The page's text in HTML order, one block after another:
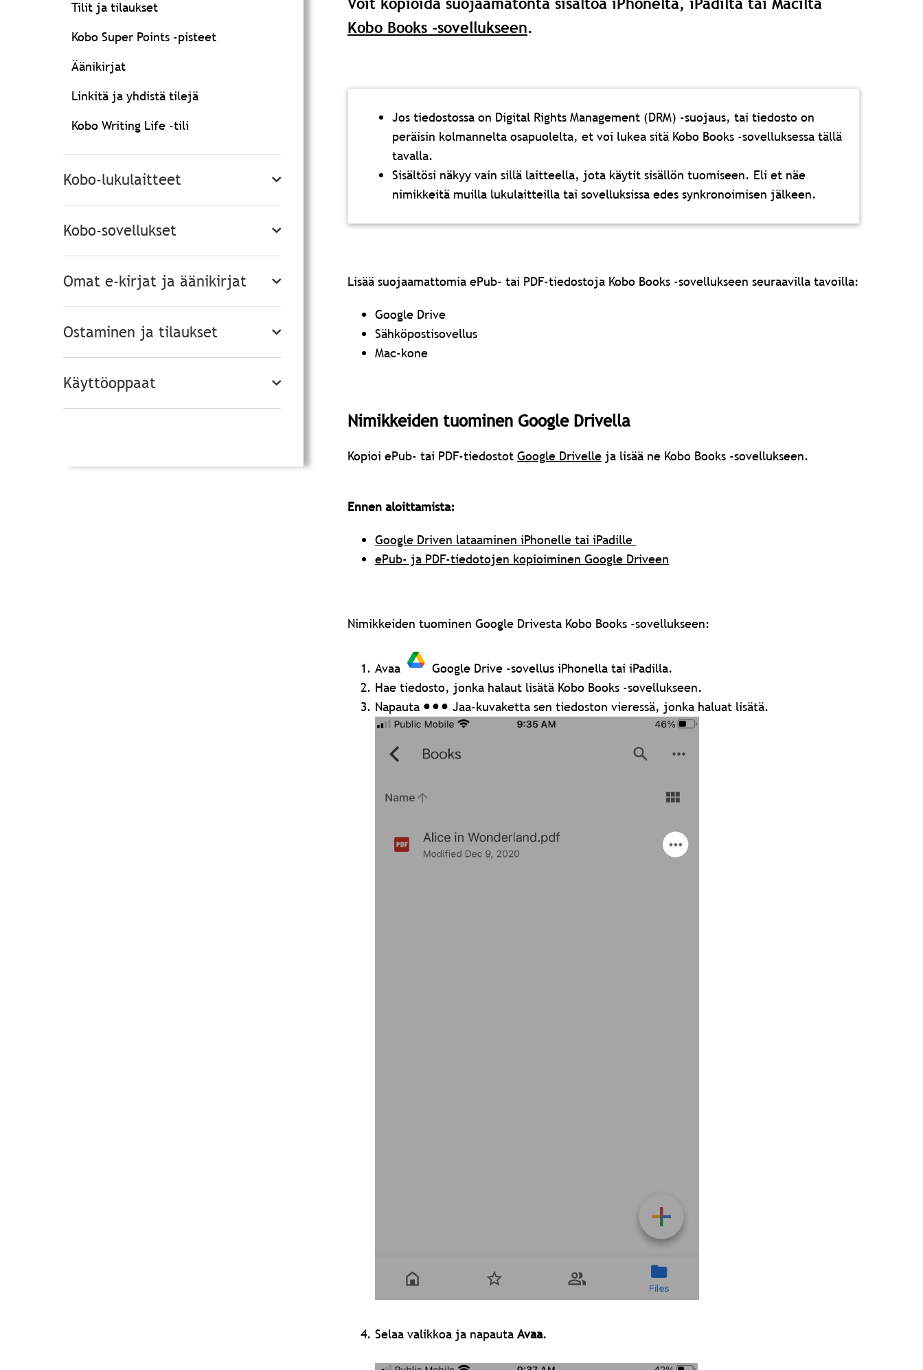
Tilit ja tilaukset
Kobo Super Points -pisteet
Äänikirjat
Linkitä ja yhdistä tilejä
Kobo Writing Life -tili
Kobo-lukulaitteet
Kobo-sovellukset
Omat e-kirjat ja äänikirjat
Ostaminen ja tilaukset
Käyttöoppaat
Voit kopioida suojaamatonta sisältöä iPhonelta, iPadilta tai Macilta
Kobo Books -sovellukseen.
Jos tiedostossa on Digital Rights Management (DRM) -suojaus, tai tiedosto on
peräisin kolmannelta osapuolelta, et voi lukea sitä Kobo Books -sovelluksessa tällä
tavalla.
Sisältösi näkyy vain sillä laitteella, jota käytit sisällön tuomiseen. Eli et näe
nimikkeitä muilla lukulaitteilla tai sovelluksissa edes synkronoimisen jälkeen.
Lisää suojaamattomia ePub- tai PDF-tiedostoja Kobo Books -sovellukseen seuraavilla tavoilla:
Google Drive
Sähköpostisovellus
Mac-kone
Nimikkeiden tuominen Google Drivella
Kopioi ePub- tai PDF-tiedostot Google Drivelle ja lisää ne Kobo Books -sovellukseen.
Ennen aloittamista:
Google Driven lataaminen iPhonelle tai iPadille
ePub- ja PDF-tiedotojen kopioiminen Google Driveen
Nimikkeiden tuominen Google Drivesta Kobo Books -sovellukseen:
Avaa
Google Drive -sovellus iPhonella tai iPadilla.
Hae tiedosto, jonka halaut lisätä Kobo Books -sovellukseen.
Napauta
Jaa-kuvaketta sen tiedoston vieressä, jonka haluat lisätä.
Selaa valikkoa ja napauta Avaa.